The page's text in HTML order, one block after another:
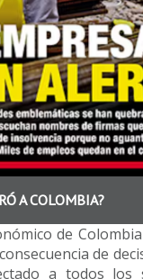
A COLOMBIA?
de
de
a todos los